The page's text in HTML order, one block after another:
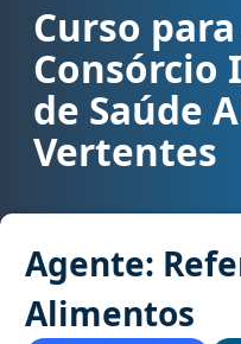
Curso para concurso CISALV
Curso
de Saúde
Vertentes
Agente:
Alimentos